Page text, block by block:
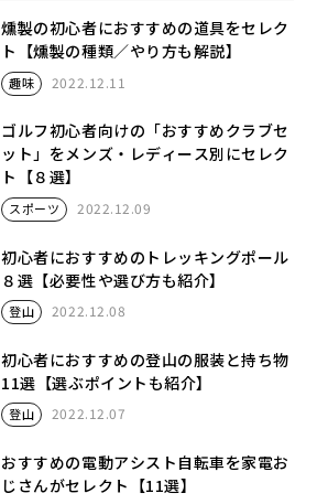
燻製の初心者におすすめの道具をセレク
ト【燻製の種類／やり方も解説】
趣味 2022.12.11
ゴルフ初心者向けの「おすすめクラブセ
ット」をメンズ・レディース別にセレク
ト【８選】
スポーツ 2022.12.09
初心者におすすめのトレッキングポール
８選【必要性や選び方も紹介】
登山 2022.12.08
初心者におすすめの登山の服装と持ち物
11選【選ぶポイントも紹介】
登山 2022.12.07
おすすめの電動アシスト自転車を家電お
じさんがセレクト【11選】